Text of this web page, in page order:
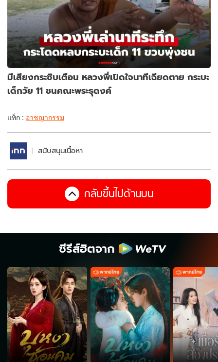
มีเสียงกระซิบเตือน หลวงพี่เปิดใจนาทีเฉียดตาย กระบะ
เด็กวัย 11 ชนคณะพระธุดงค์
แท็ก : อาชญากรรม
สนับสนุนเนื้อหา
กลับขึ้นไปด้านบน
ซีรีส์ฮิตจาก